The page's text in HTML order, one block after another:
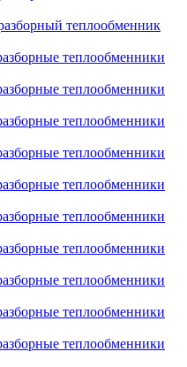
теплообменник
теплообменники
теплообменники
теплообменники
теплообменники
теплообменники
теплообменники
теплообменники
теплообменники
теплообменники
теплообменники